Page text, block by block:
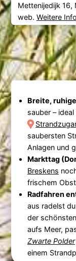
Mettenijedijk 16,
web. Weitere
Breite,
sauber –
saubersten
Anlagen und
Markttag
Breskens
frischem
Radfahren
aus radelst
der
aufs Meer,
Zwarte Polder
einem